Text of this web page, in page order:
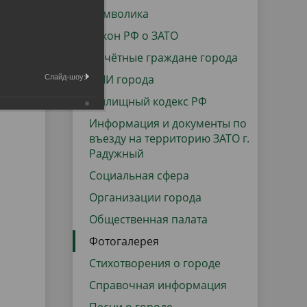
Городская среда
Региональный контроль
Поддержка малого и среднего
предпринимательства
Символика
Закон РФ о ЗАТО
Почётные граждане города
СМИ города
Жилищный кодекс РФ
Информация и документы по
въезду на территорию ЗАТО г.
Радужный
Социальная сфера
Организации города
Общественная палата
Фотогалерея
Стихотворения о городе
Справочная информация
Слайд-шоу: